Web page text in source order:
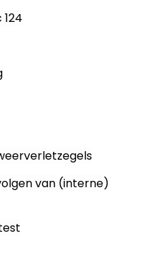
van (interne)